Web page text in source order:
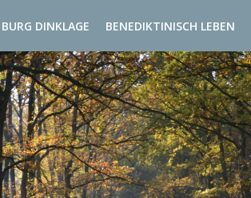
BURG DINKLAGE BENEDIKTINISCH LEBEN